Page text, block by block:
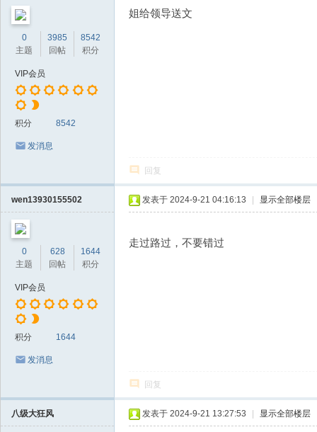
0
主题
3985
回帖
8542
积分
VIP会员
积分 8542
发消息
姐给领导送文
回复
wen13930155502
0
主题
628
回帖
1644
积分
VIP会员
积分 1644
发消息
发表于 2024-9-21 04:16:13 显示全部楼层
走过路过，不要错过
回复
八级大狂风 发表于 2024-9-21 13:27:53 显示全部楼层